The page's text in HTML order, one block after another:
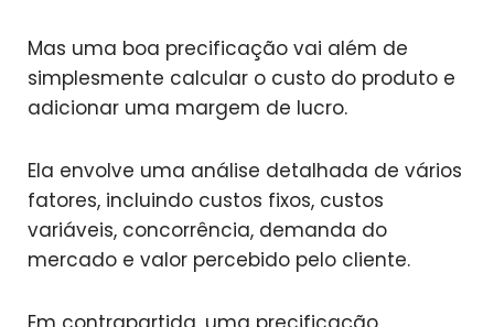
Mas uma boa precificação vai além de
simplesmente calcular o custo do produto e
adicionar uma margem de lucro.
Ela envolve uma análise detalhada de vários
fatores, incluindo custos fixos, custos
variáveis, concorrência, demanda do
mercado e valor percebido pelo cliente.